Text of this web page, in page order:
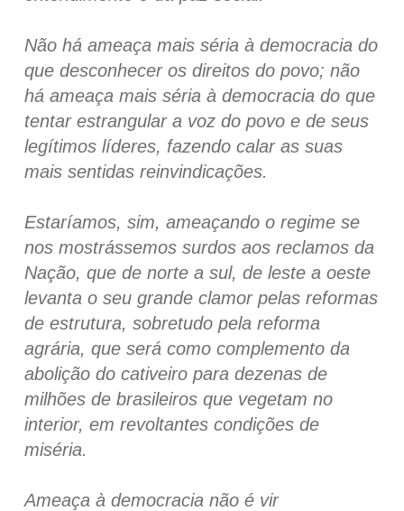
Não há ameaça mais séria à democracia do
que desconhecer os direitos do povo; não
há ameaça mais séria à democracia do que
tentar estrangular a voz do povo e de seus
legítimos líderes, fazendo calar as suas
mais sentidas reinvindicações.
Estaríamos, sim, ameaçando o regime se
nos mostrássemos surdos aos reclamos da
Nação, que de norte a sul, de leste a oeste
levanta o seu grande clamor pelas reformas
de estrutura, sobretudo pela reforma
agrária, que será como complemento da
abolição do cativeiro para dezenas de
milhões de brasileiros que vegetam no
interior, em revoltantes condições de
miséria.
Ameaça à democracia não é vir